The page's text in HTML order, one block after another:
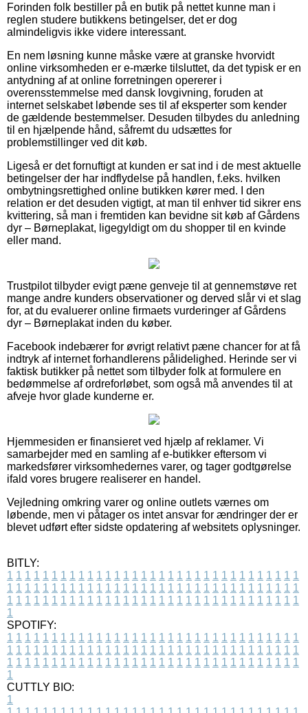
Forinden folk bestiller på en butik på nettet kunne man i
reglen studere butikkens betingelser, det er dog
almindeligvis ikke videre interessant.
En nem løsning kunne måske være at granske hvorvidt
online virksomheden er e-mærke tilsluttet, da det typisk er en
antydning af at online forretningen opererer i
overensstemmelse med dansk lovgivning, foruden at
internet selskabet løbende ses til af eksperter som kender
de gældende bestemmelser. Desuden tilbydes du anledning
til en hjælpende hånd, såfremt du udsættes for
problemstillinger ved dit køb.
Ligeså er det fornuftigt at kunden er sat ind i de mest aktuelle
betingelser der har indflydelse på handlen, f.eks. hvilken
ombytningsrettighed online butikken kører med. I den
relation er det desuden vigtigt, at man til enhver tid sikrer ens
kvittering, så man i fremtiden kan bevidne sit køb af Gårdens
dyr – Børneplakat, ligegyldigt om du shopper til en kvinde
eller mand.
Trustpilot tilbyder evigt pæne genveje til at gennemstøve ret
mange andre kunders observationer og derved slår vi et slag
for, at du evaluerer online firmaets vurderinger af Gårdens
dyr – Børneplakat inden du køber.
Facebook indebærer for øvrigt relativt pæne chancer for at få
indtryk af internet forhandlerens pålidelighed. Herinde ser vi
faktisk butikker på nettet som tilbyder folk at formulere en
bedømmelse af ordreforløbet, som også må anvendes til at
afveje hvor glade kunderne er.
Hjemmesiden er finansieret ved hjælp af reklamer. Vi
samarbejder med en samling af e-butikker eftersom vi
markedsfører virksomhedernes varer, og tager godtgørelse
ifald vores brugere realiserer en handel.
Vejledning omkring varer og online outlets værnes om
løbende, men vi påtager os intet ansvar for ændringer der er
blevet udført efter sidste opdatering af websitets oplysninger.
BITLY:
1 1 1 1 1 1 1 1 1 1 1 1 1 1 1 1 1 1 1 1 1 1 1 1 1 1 1 1 1 1 1 1 1
1 1 1 1 1 1 1 1 1 1 1 1 1 1 1 1 1 1 1 1 1 1 1 1 1 1 1 1 1 1 1 1 1
1 1 1 1 1 1 1 1 1 1 1 1 1 1 1 1 1 1 1 1 1 1 1 1 1 1 1 1 1 1 1 1 1
1
SPOTIFY:
1 1 1 1 1 1 1 1 1 1 1 1 1 1 1 1 1 1 1 1 1 1 1 1 1 1 1 1 1 1 1 1 1
1 1 1 1 1 1 1 1 1 1 1 1 1 1 1 1 1 1 1 1 1 1 1 1 1 1 1 1 1 1 1 1 1
1 1 1 1 1 1 1 1 1 1 1 1 1 1 1 1 1 1 1 1 1 1 1 1 1 1 1 1 1 1 1 1 1
1
CUTTLY BIO:
1